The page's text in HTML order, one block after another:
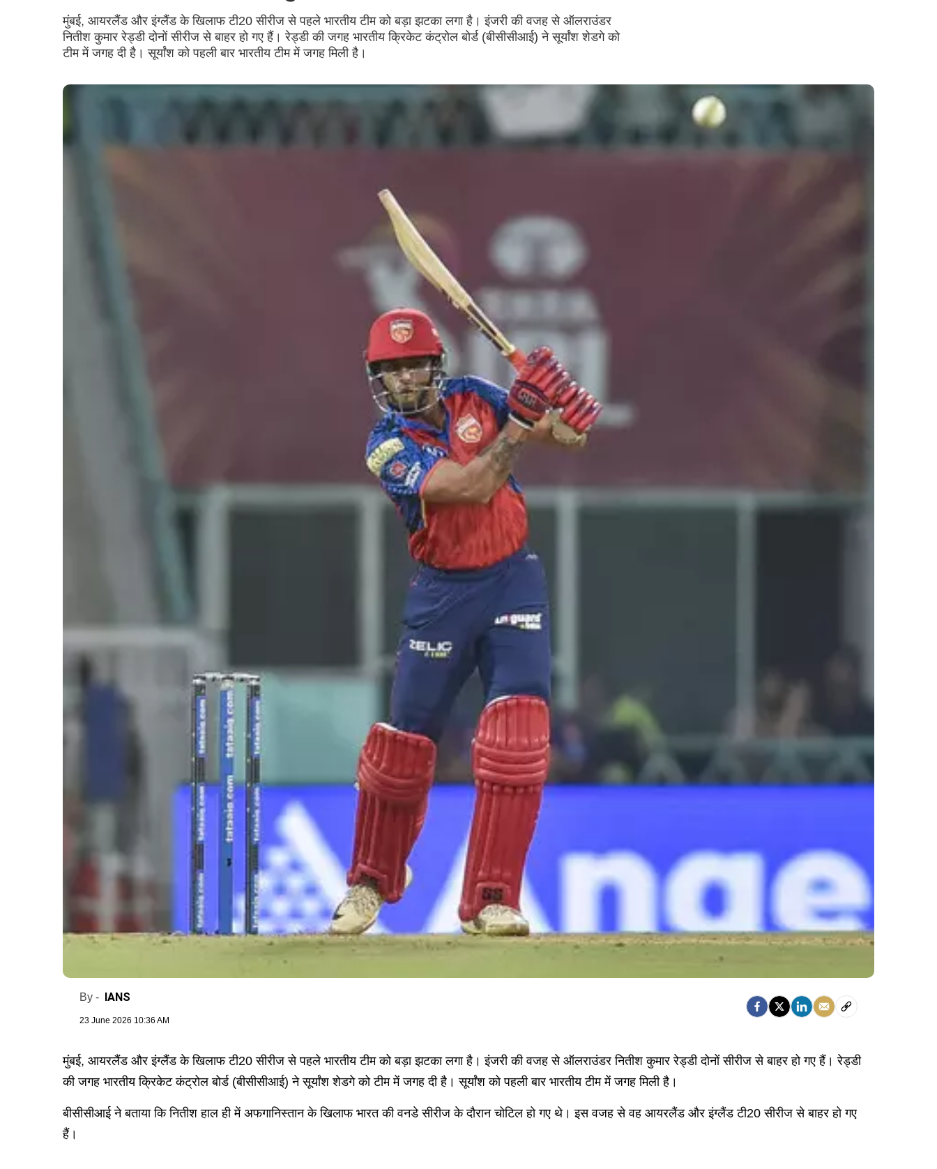
मुंबई, आयरलैंड और इंग्लैंड के खिलाफ टी20 सीरीज से पहले भारतीय टीम को बड़ा झटका लगा है। इंजरी की वजह से ऑलराउंडर
नितीश कुमार रेड्डी दोनों सीरीज से बाहर हो गए हैं। रेड्डी की जगह भारतीय क्रिकेट कंट्रोल बोर्ड (बीसीसीआई) ने सूर्यांश शेडगे को
टीम में जगह दी है। सूर्यांश को पहली बार भारतीय टीम में जगह मिली है।
By - IANS
23 June 2026 10:36 AM
मुंबई, आयरलैंड और इंग्लैंड के खिलाफ टी20 सीरीज से पहले भारतीय टीम को बड़ा झटका लगा है। इंजरी की वजह से ऑलराउंडर नितीश कुमार रेड्डी दोनों सीरीज से बाहर हो गए हैं। रेड्डी
की जगह भारतीय क्रिकेट कंट्रोल बोर्ड (बीसीसीआई) ने सूर्यांश शेडगे को टीम में जगह दी है। सूर्यांश को पहली बार भारतीय टीम में जगह मिली है।
बीसीसीआई ने बताया कि नितीश हाल ही में अफगानिस्तान के खिलाफ भारत की वनडे सीरीज के दौरान चोटिल हो गए थे। इस वजह से वह आयरलैंड और इंग्लैंड टी20 सीरीज से बाहर हो गए
हैं।